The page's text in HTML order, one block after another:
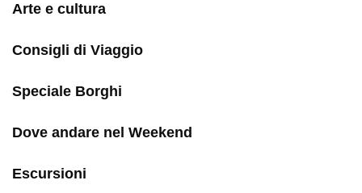
Arte e cultura
Consigli di Viaggio
Speciale Borghi
Dove andare nel Weekend
Escursioni